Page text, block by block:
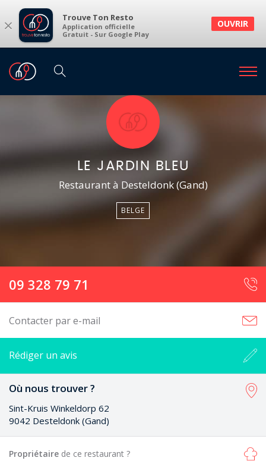
× Trouve Ton Resto
Application officielle
Gratuit - Sur Google Play
OUVRIR
LE JARDIN BLEU
Restaurant à Desteldonk (Gand)
BELGE
09 328 79 71
Contacter par e-mail
Rédiger un avis
Où nous trouver ?
Sint-Kruis Winkeldorp 62
9042 Desteldonk (Gand)
Propriétaire de ce restaurant ?